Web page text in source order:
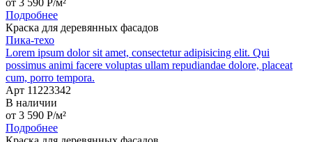
Подробнее
Краска для деревянных фасадов
Пика-техо
Lorem ipsum dolor sit amet, consectetur adipisicing elit. Qui
possimus animi facere voluptas ullam repudiandae dolore, placeat
cum, porro tempora.
Арт 11223342
В наличии
от 3 590 P/м²
Подробнее